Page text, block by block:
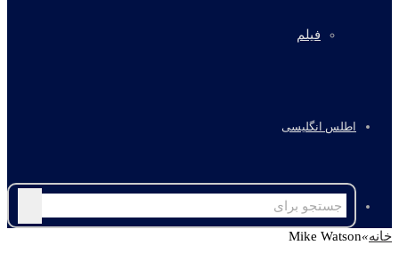
فیلم
اطلس انگلیسی
برای
خانه»
Mike Watson